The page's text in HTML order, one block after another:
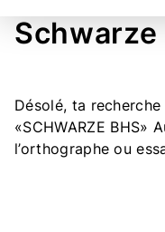
Schwarze
Désolé, ta recherche
SCHWARZE BHS
l’orthographe ou